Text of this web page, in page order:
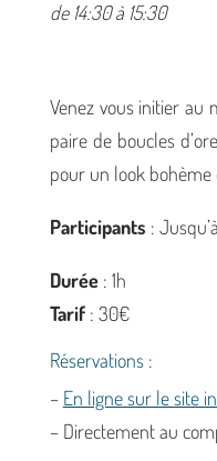
de 14:30 à 15:30
Venez vous initier au
paire de boucles
pour un look bohème
Participants :
Durée: 1h
Tarif : 30€
Réservations :
– En ligne sur le site
– Directement au